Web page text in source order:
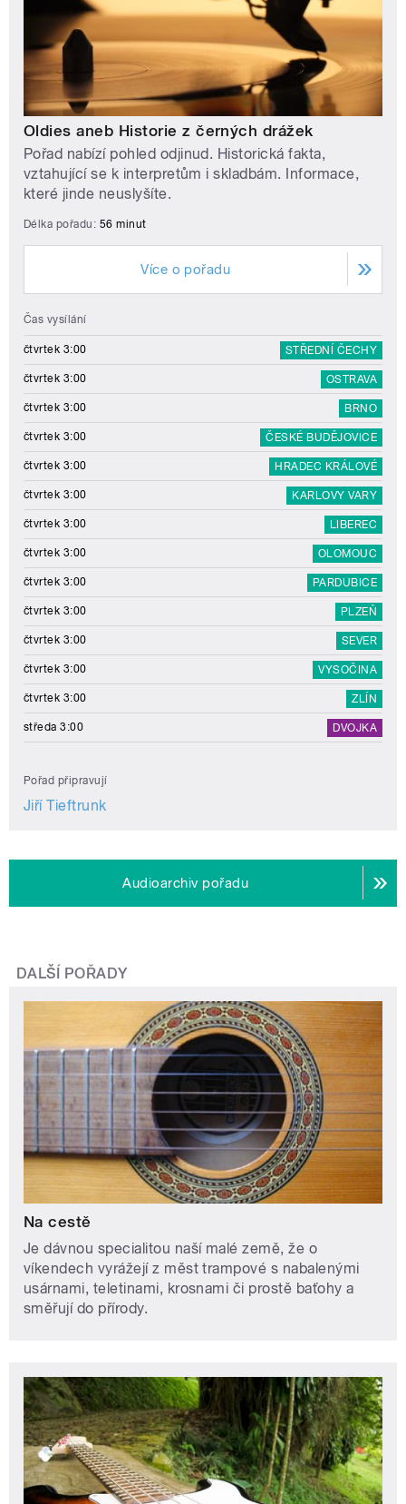
Oldies aneb Historie z černých drážek
Pořad nabízí pohled odjinud. Historická fakta,
vztahující se k interpretům i skladbám. Informace,
které jinde neuslyšíte.
Délka pořadu: 56 minut
Více o pořadu
Čas vysílání
čtvrtek 3:00 STŘEDNÍ ČECHY
čtvrtek 3:00 OSTRAVA
čtvrtek 3:00 BRNO
čtvrtek 3:00 ČESKÉ BUDĚJOVICE
čtvrtek 3:00 HRADEC KRÁLOVÉ
čtvrtek 3:00 KARLOVY VARY
čtvrtek 3:00 LIBEREC
čtvrtek 3:00 OLOMOUC
čtvrtek 3:00 PARDUBICE
čtvrtek 3:00 PLZEŇ
čtvrtek 3:00 SEVER
čtvrtek 3:00 VYSOČINA
čtvrtek 3:00 ZLÍN
středa 3:00 DVOJKA
Pořad připravují
Jiří Tieftrunk
Audioarchiv pořadu
DALŠÍ POŘADY
Na cestě
Je dávnou specialitou naší malé země, že o
víkendech vyrážejí z měst trampové s nabalenými
usárnami, teletinami, krosnami či prostě baťohy a
směřují do přírody.